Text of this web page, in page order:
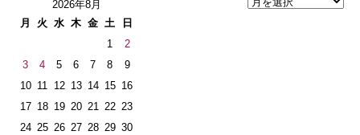
2026年8月
月
火 水 木 金 土 日
1
2
3
4 5 6 7 8
9
10 11 12 13 14 15 16
17 18 19 20 21 22 23
24 25 26 27 28 29 30